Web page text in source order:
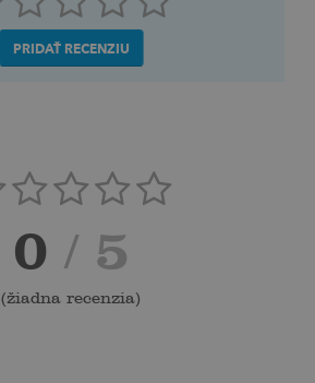
PRIDAŤ RECENZIU
0 / 5
(žiadna recenzia)